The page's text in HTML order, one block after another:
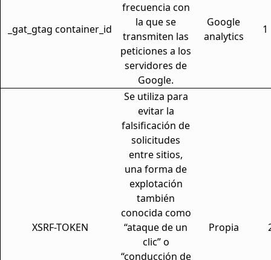
_gat_gtag container_id
frecuencia con
la que se
transmiten las
peticiones a los
servidores de
Google.
Google
analytics
XSRF-TOKEN
Se utiliza para
evitar la
falsificación de
solicitudes
entre sitios,
una forma de
explotación
también
conocida como
“ataque de un
clic” o
“conducción de
Propia